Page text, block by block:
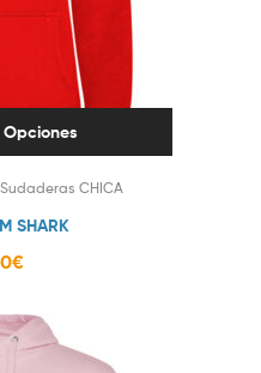
Sudaderas CHICA
SHARK
€